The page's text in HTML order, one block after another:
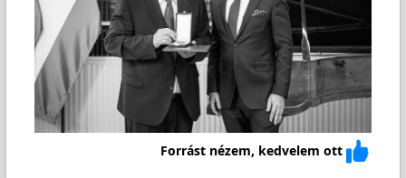
Forrást nézem, kedvelem ott